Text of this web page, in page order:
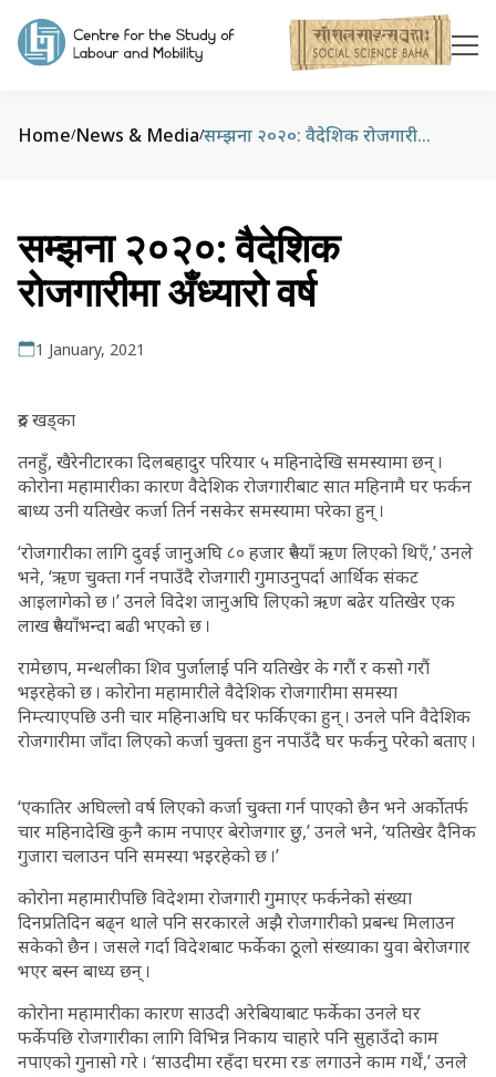
Home/News & Media/ सम्झना २०२०: वैदेशिक रोजगारीमा अँध्यारो वर्ष
सम्झना २०२०: वैदेशिक
रोजगारीमा अँध्यारो वर्ष
1 January, 2021
रुद्र खड्का
तनहुँ, खैरेनीटारका दिलबहादुर परियार ५ महिनादेखि समस्यामा छन् ।
कोरोना महामारीका कारण वैदेशिक रोजगारीबाट सात महिनामै घर फर्कन
बाध्य उनी यतिखेर कर्जा तिर्न नसकेर समस्यामा परेका हुन् ।
‘रोजगारीका लागि दुवई जानुअघि ८० हजार रुपैयाँ ऋण लिएको थिएँ,’ उनले
भने, ‘ऋण चुक्ता गर्न नपाउँदै रोजगारी गुमाउनुपर्दा आर्थिक संकट
आइलागेको छ ।’ उनले विदेश जानुअघि लिएको ऋण बढेर यतिखेर एक
लाख रुपैयाँभन्दा बढी भएको छ ।
रामेछाप, मन्थलीका शिव पुर्जालाई पनि यतिखेर के गरौं र कसो गरौं
भइरहेको छ । कोरोना महामारीले वैदेशिक रोजगारीमा समस्या
निम्त्याएपछि उनी चार महिनाअघि घर फर्किएका हुन् । उनले पनि वैदेशिक
रोजगारीमा जाँदा लिएको कर्जा चुक्ता हुन नपाउँदै घर फर्कनु परेको बताए ।
‘एकातिर अघिल्लो वर्ष लिएको कर्जा चुक्ता गर्न पाएको छैन भने अर्कोतर्फ
चार महिनादेखि कुनै काम नपाएर बेरोजगार छु,’ उनले भने, ‘यतिखेर दैनिक
गुजारा चलाउन पनि समस्या भइरहेको छ ।’
कोरोना महामारीपछि विदेशमा रोजगारी गुमाएर फर्कनेको संख्या
दिनप्रतिदिन बढ्न थाले पनि सरकारले अझै रोजगारीको प्रबन्ध मिलाउन
सकेको छैन । जसले गर्दा विदेशबाट फर्केका ठूलो संख्याका युवा बेरोजगार
भएर बस्न बाध्य छन् ।
कोरोना महामारीका कारण साउदी अरेबियाबाट फर्केका उनले घर
फर्केपछि रोजगारीका लागि विभिन्न निकाय चाहारे पनि सुहाउँदो काम
नपाएको गुनासो गरे । ‘साउदीमा रहँदा घरमा रङ लगाउने काम गर्थें,’ उनले